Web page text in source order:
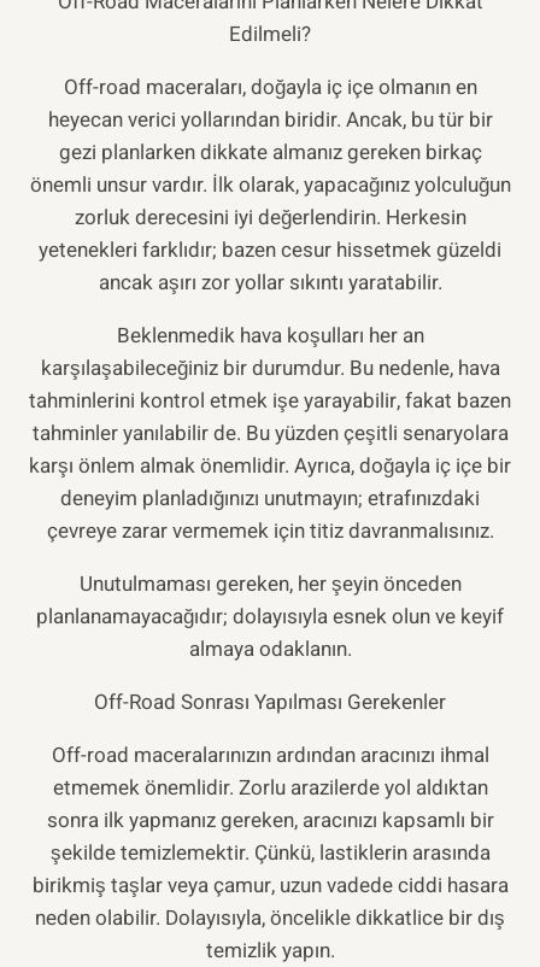
Edilmeli?
Off-road maceraları, doğayla iç içe olmanın en
heyecan verici yollarından biridir. Ancak, bu tür bir
gezi planlarken dikkate almanız gereken birkaç
önemli unsur vardır. İlk olarak, yapacağınız yolculuğun
zorluk derecesini iyi değerlendirin. Herkesin
yetenekleri farklıdır; bazen cesur hissetmek güzeldi
ancak aşırı zor yollar sıkıntı yaratabilir.
Beklenmedik hava koşulları her an
karşılaşabileceğiniz bir durumdur. Bu nedenle, hava
tahminlerini kontrol etmek işe yarayabilir, fakat bazen
tahminler yanılabilir de. Bu yüzden çeşitli senaryolara
karşı önlem almak önemlidir. Ayrıca, doğayla iç içe bir
deneyim planladığınızı unutmayın; etrafınızdaki
çevreye zarar vermemek için titiz davranmalısınız.
Unutulmaması gereken, her şeyin önceden
planlanamayacağıdır; dolayısıyla esnek olun ve keyif
almaya odaklanın.
Off-Road Sonrası Yapılması Gerekenler
Off-road maceralarınızın ardından aracınızı ihmal
etmemek önemlidir. Zorlu arazilerde yol aldıktan
sonra ilk yapmanız gereken, aracınızı kapsamlı bir
şekilde temizlemektir. Çünkü, lastiklerin arasında
birikmiş taşlar veya çamur, uzun vadede ciddi hasara
neden olabilir. Dolayısıyla, öncelikle dikkatlice bir dış
temizlik yapın.